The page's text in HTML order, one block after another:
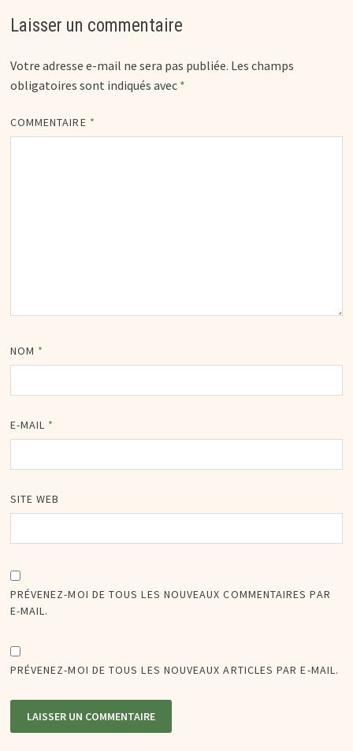
Laisser un commentaire
Votre adresse e-mail ne sera pas publiée. Les champs
obligatoires sont indiqués avec *
COMMENTAIRE *
NOM *
E-MAIL *
SITE WEB
PRÉVENEZ-MOI DE TOUS LES NOUVEAUX COMMENTAIRES PAR
E-MAIL.
PRÉVENEZ-MOI DE TOUS LES NOUVEAUX ARTICLES PAR E-MAIL.